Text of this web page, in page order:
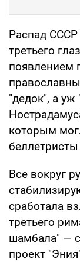
Распад
третьего
появлением
"дедок", а уж
которым
Все вокруг
сработала
третьего
шамбала" —
проект